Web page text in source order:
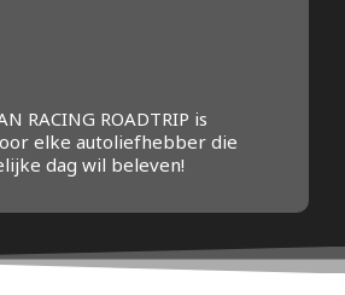
RACING ROADTRIP is
elke autoliefhebber die
dag wil beleven!